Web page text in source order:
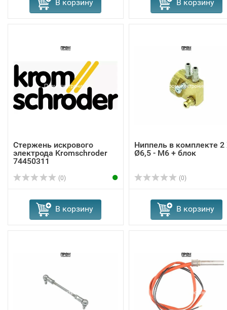
В корзину В корзину
Стержень искрового
электрода Kromschroder
74450311
(0)
В корзину
Ниппель в комплекте 2
Ø6,5 - M6 + блок
(0)
В корзину